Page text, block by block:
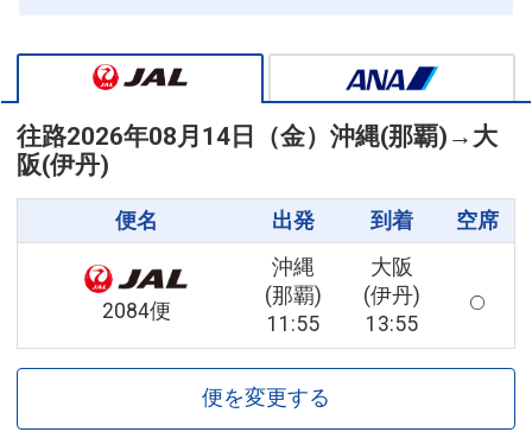
往路2026年08月14日（金） 沖縄(那覇) → 大
阪(伊丹)
便名 出発 到着 空席
2084便
沖縄
(那覇)
11:55
大阪
(伊丹)
13:55
便を変更する